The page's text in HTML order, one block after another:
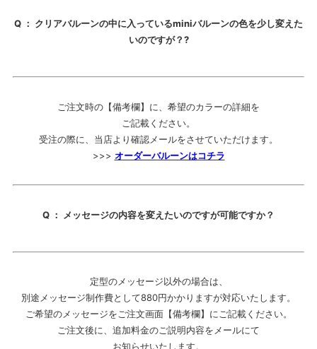
Q ： クリアバルーンの中に入っているminiバルーンの色を少し変えた
いのですが？?
ご注文時の【備考欄】に、希望のカラーの詳細を
ご記載ください。
受注の際に、当店より確認メールをさせていただけます。
>>> オーダーバルーンはコチラ
Q ： メッセージの内容を変えたいのですが可能ですか？
定型のメッセージ以外の場合は、
別途メッセージ制作費として880円かかりますが対応いたします。
ご希望のメッセージをご注文画面【備考欄】にご記載ください。
ご注文後に、追加料金のご説明内容をメールにて
お知らせいたします。